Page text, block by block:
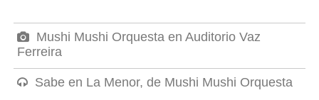
Mushi Mushi Orquesta en Auditorio Vaz
Ferreira
Sabe en La Menor, de Mushi Mushi Orquesta